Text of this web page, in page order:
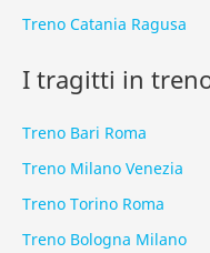
Treno Catania Ragusa
I tragitti in
Treno Bari Roma
Treno Milano Venezia
Treno Torino Roma
Treno Bologna Milano